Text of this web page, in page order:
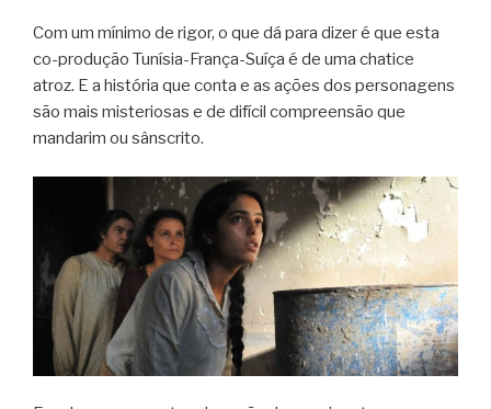
Com um mínimo de rigor, o que dá para dizer é que esta
co-produção Tunísia-França-Suíça é de uma chatice
atroz. E a história que conta e as ações dos personagens
são mais misteriosas e de difícil compreensão que
mandarim ou sânscrito.